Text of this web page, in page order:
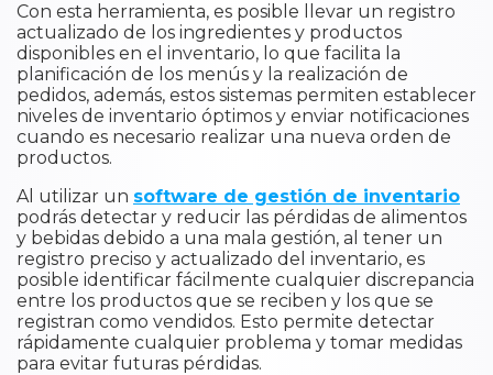
Con esta herramienta, es posible llevar un registro
actualizado de los ingredientes y productos
disponibles en el inventario, lo que facilita la
planificación de los menús y la realización de
pedidos, además, estos sistemas permiten establecer
niveles de inventario óptimos y enviar notificaciones
cuando es necesario realizar una nueva orden de
productos.
Al utilizar un software de gestión de inventario
podrás detectar y reducir las pérdidas de alimentos
y bebidas debido a una mala gestión, al tener un
registro preciso y actualizado del inventario, es
posible identificar fácilmente cualquier discrepancia
entre los productos que se reciben y los que se
registran como vendidos. Esto permite detectar
rápidamente cualquier problema y tomar medidas
para evitar futuras pérdidas.